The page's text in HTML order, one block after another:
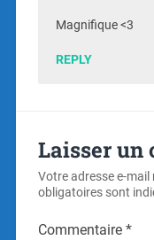
Magnifique <3
REPLY
Laisser un
Votre adresse e-mail
obligatoires sont
Commentaire *